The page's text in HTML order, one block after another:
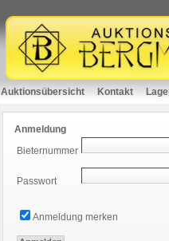
Auktionsübersicht Kontakt
Anmeldung
Bieternummer
Passwort
Anmeldung merken